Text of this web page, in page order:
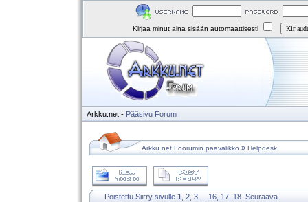
Kirjaa minut aina sisään automaattisesti
Arkku.net - Pääsivu Forum
Arkku.net Foorumin päävalikko » Helpdesk
Poistettu Siirry sivulle 1 2 3 16 17 18 Seuraava